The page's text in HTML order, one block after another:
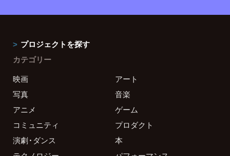
プロジェクトを探す
カテゴリー
映画
アート
写真
音楽
アニメ
ゲーム
コミュニティ
プロダクト
演劇・ダンス
本